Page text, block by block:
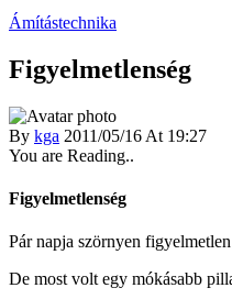
Ámítástechnika
Figyelmetlenség
By kga 2011/05/16 At 19:27
You are Reading..
Figyelmetlenség
Pár napja szörnyen
De most volt egy mókásabb